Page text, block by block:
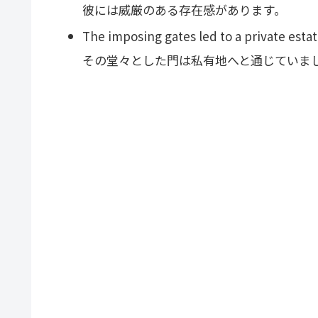
彼には威厳のある存在感があります。
The imposing gates led to a private
その堂々とした門は私有地へと通じていま